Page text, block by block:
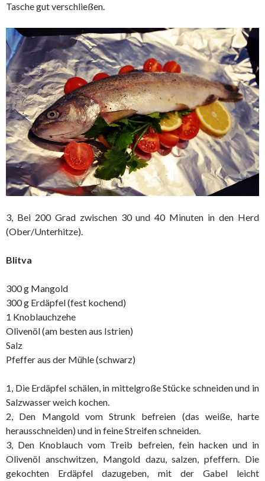
Tasche gut verschließen.
3, Bei 200 Grad zwischen 30 und 40 Minuten in den Herd
(Ober/Unterhitze).
Blitva
300 g Mangold
300 g Erdäpfel (fest kochend)
1 Knoblauchzehe
Olivenöl (am besten aus Istrien)
Salz
Pfeffer aus der Mühle (schwarz)
1, Die Erdäpfel schälen, in mittelgroße Stücke schneiden und in
Salzwasser weich kochen.
2, Den Mangold vom Strunk befreien (das weiße, harte
herausschneiden) und in feine Streifen schneiden.
3, Den Knoblauch vom Treib befreien, fein hacken und in
Olivenöl anschwitzen, Mangold dazu, salzen, pfeffern. Die
gekochten Erdäpfel dazugeben, mit der Gabel leicht